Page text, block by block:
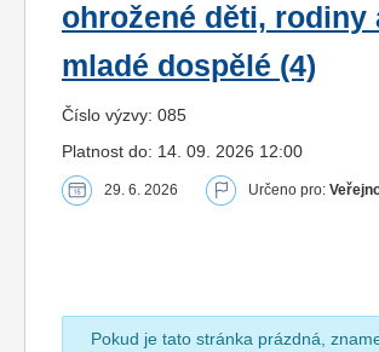
ohrožené děti, rodiny
mladé dospělé (4)
Číslo výzvy: 085
Platnost do: 14. 09. 2026 12:00
29. 6. 2026 Určeno pro:
Pokud je tato stránka prázdná,